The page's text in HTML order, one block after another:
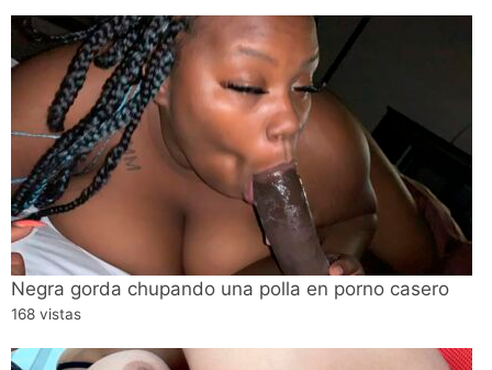
Negra gorda chupando una polla en porno casero
168 vistas